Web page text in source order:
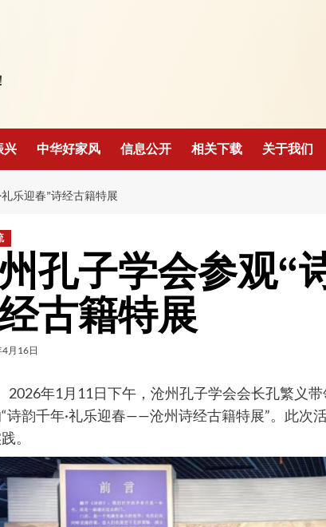
兴 中华好家风 信息公开 相关下载 关于我们
乐迎春”诗经古籍特展
孔子学会参观“
古籍特展
月16日
年1月11日下午，沧州孔子学会会长孔繁义
诗韵千年·礼乐迎春——沧州诗经古籍特展”。此次
。